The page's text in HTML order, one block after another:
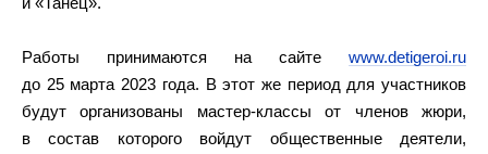
Работы принимаются на сайте www.detigeroi.ru
до 25 марта 2023 года. В этот же период для участников
будут организованы мастер-классы от членов жюри,
в состав которого войдут общественные деятели,